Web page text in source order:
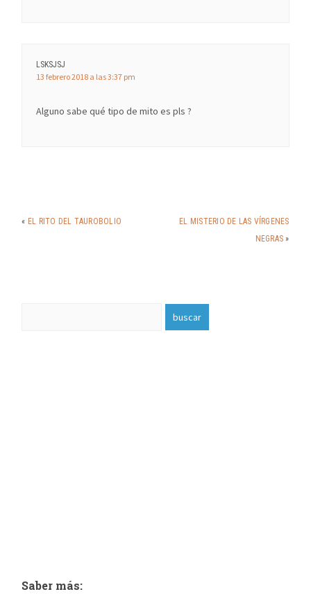
LSKSJSJ
13 febrero 2018 a las 3:37 pm
Alguno sabe qué tipo de mito es pls ?
« EL RITO DEL TAUROBOLIO
EL MISTERIO DE LAS VÍRGENES
NEGRAS »
Saber más: